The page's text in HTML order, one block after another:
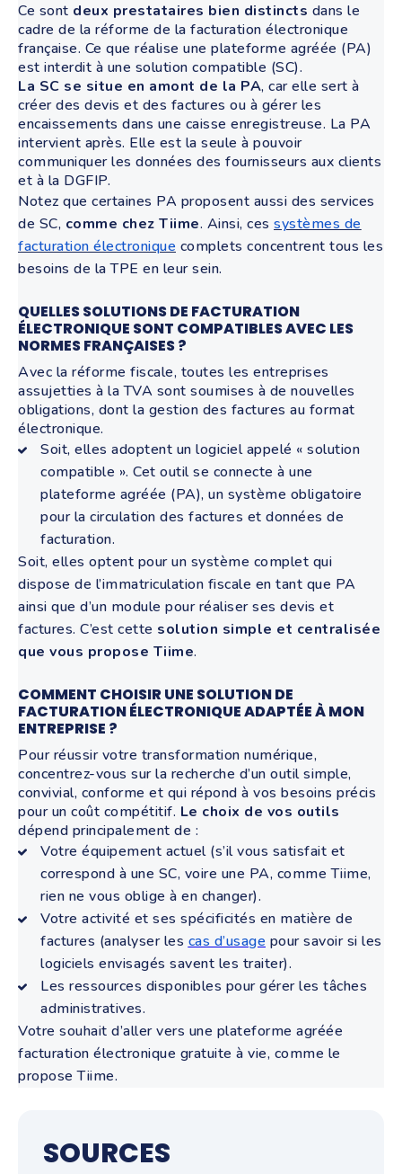
Ce sont deux prestataires bien distincts dans le
cadre de la réforme de la facturation électronique
française. Ce que réalise une plateforme agréée (PA)
est interdit à une solution compatible (SC).
La SC se situe en amont de la PA, car elle sert à
créer des devis et des factures ou à gérer les
encaissements dans une caisse enregistreuse. La PA
intervient après. Elle est la seule à pouvoir
communiquer les données des fournisseurs aux clients
et à la DGFIP.
Notez que certaines PA proposent aussi des services
de SC, comme chez Tiime. Ainsi, ces systèmes de
facturation électronique complets concentrent tous les
besoins de la TPE en leur sein.
QUELLES SOLUTIONS DE FACTURATION
ÉLECTRONIQUE SONT COMPATIBLES AVEC LES
NORMES FRANÇAISES ?
Avec la réforme fiscale, toutes les entreprises
assujetties à la TVA sont soumises à de nouvelles
obligations, dont la gestion des factures au format
électronique.
Soit, elles adoptent un logiciel appelé « solution
compatible ». Cet outil se connecte à une
plateforme agréée (PA), un système obligatoire
pour la circulation des factures et données de
facturation.
Soit, elles optent pour un système complet qui
dispose de l’immatriculation fiscale en tant que PA
ainsi que d’un module pour réaliser ses devis et
factures. C’est cette solution simple et centralisée
que vous propose Tiime.
COMMENT CHOISIR UNE SOLUTION DE
FACTURATION ÉLECTRONIQUE ADAPTÉE À MON
ENTREPRISE ?
Pour réussir votre transformation numérique,
concentrez-vous sur la recherche d’un outil simple,
convivial, conforme et qui répond à vos besoins précis
pour un coût compétitif. Le choix de vos outils
dépend principalement de :
Votre équipement actuel (s’il vous satisfait et
correspond à une SC, voire une PA, comme Tiime,
rien ne vous oblige à en changer).
Votre activité et ses spécificités en matière de
factures (analyser les cas d’usage pour savoir si les
logiciels envisagés savent les traiter).
Les ressources disponibles pour gérer les tâches
administratives.
Votre souhait d’aller vers une plateforme agréée
facturation électronique gratuite à vie, comme le
propose Tiime.
SOURCES